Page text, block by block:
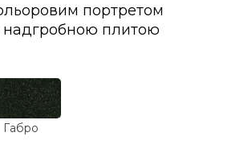
портретом
надгробною плитою
Габро